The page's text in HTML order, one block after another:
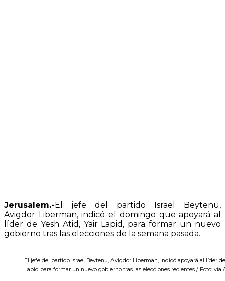
Jerusalem.- El jefe del partido Israel Beytenu,
Avigdor Liberman, indicó el domingo que apoyará al
líder de Yesh Atid, Yair Lapid, para formar un nuevo
gobierno tras las elecciones de la semana pasada.
El jefe del partido Israel Beytenu, Avigdor Liberman, indicó apoyará al líder
Lapid para formar un nuevo gobierno tras las elecciones recientes / Foto: vía